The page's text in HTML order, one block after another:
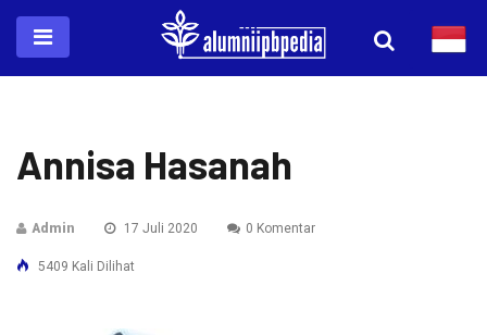
Annisa Hasanah
Admin 17 Juli 2020 0 Komentar
5409 Kali Dilihat